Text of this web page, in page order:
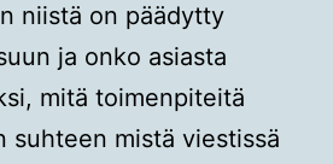
niistä on päädytty
ja onko asiasta
mitä toimenpiteitä
suhteen mistä viestissä